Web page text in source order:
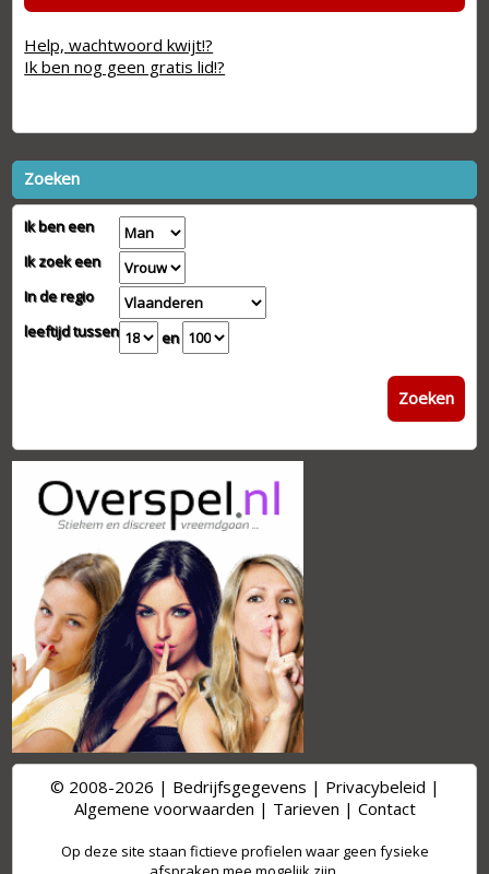
Help, wachtwoord kwijt!?
Ik ben nog geen gratis lid!?
Zoeken
Ik ben een
Ik zoek een
In de regio
leeftijd tussen
en
Zoeken
© 2008-2026 | Bedrijfsgegevens | Privacybeleid |
Algemene voorwaarden | Tarieven | Contact
Op deze site staan fictieve profielen waar geen fysieke